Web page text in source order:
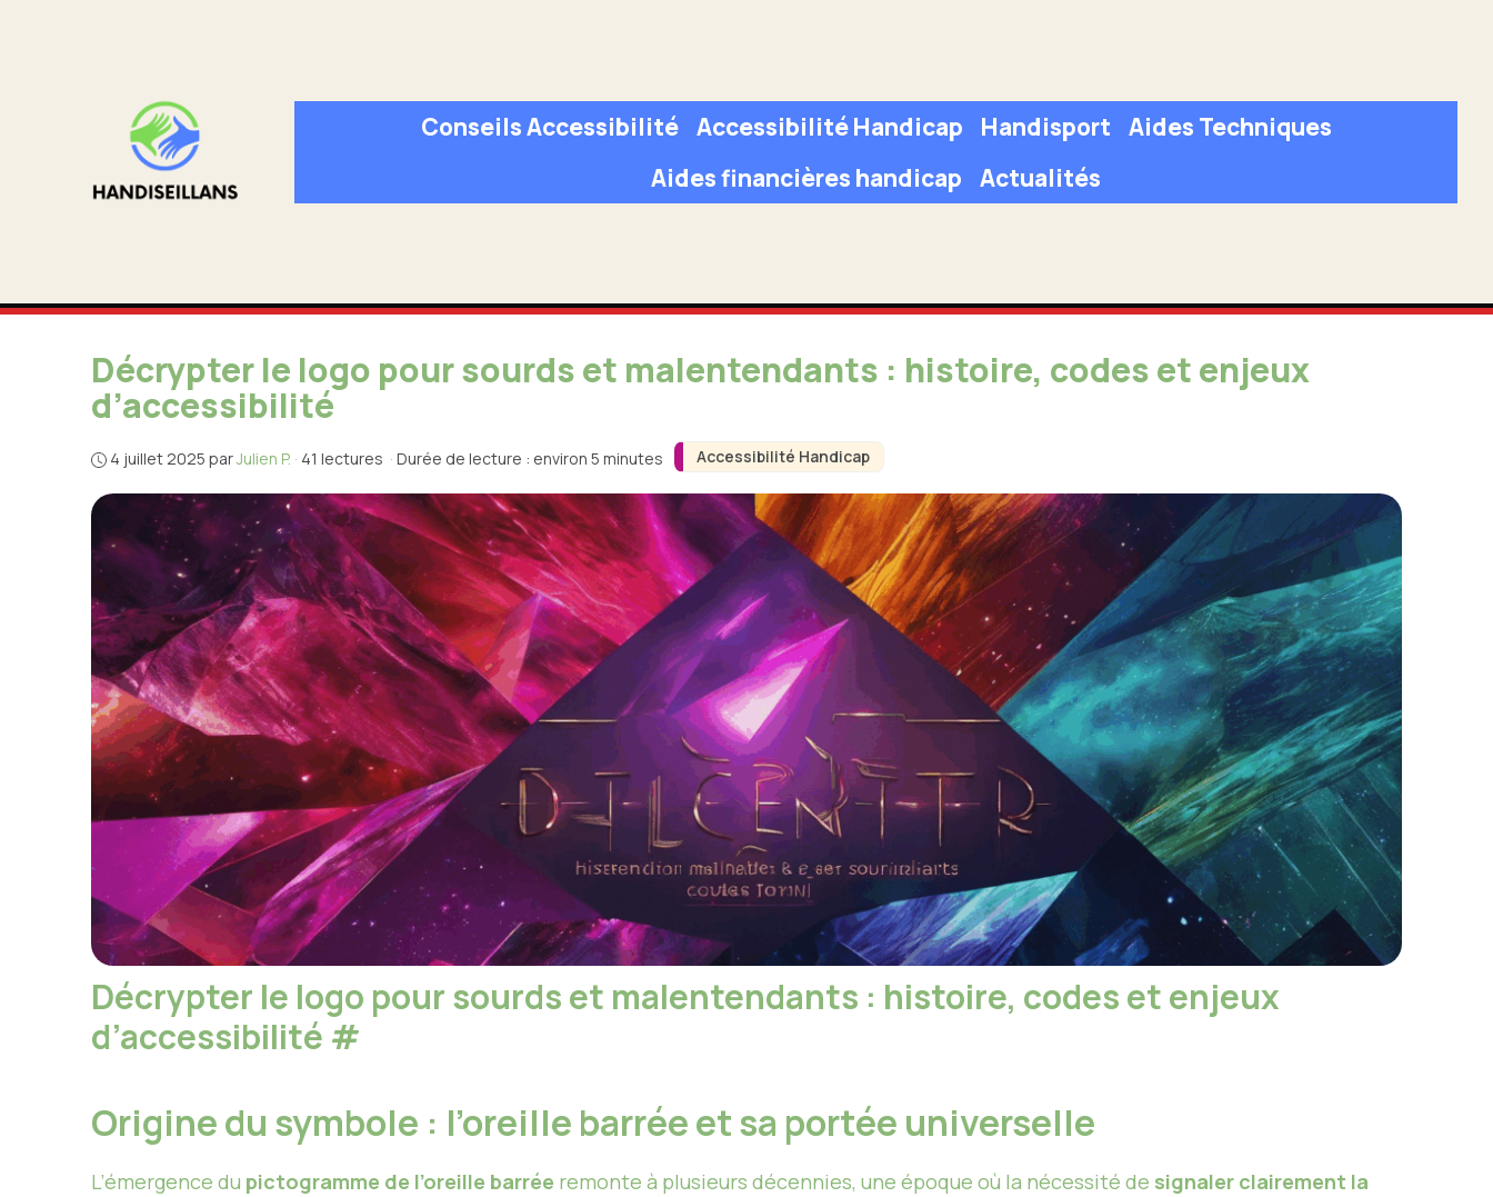
Conseils Accessibilité Accessibilité Handicap Handisport
Aides Techniques
Aides financières handicap
Actualités
Accessibilité Handicap
Décrypter le logo pour sourds et malentendants : histoire, codes et enjeux
d’accessibilité
4 juillet 2025 parJulien P. · 41 lectures · Durée de lecture : environ 5 minutes
Décrypter le logo pour sourds et malentendants : histoire, codes et enjeux
d’accessibilité #
Origine du symbole : l’oreille barrée et sa portée universelle
L’émergence du pictogramme de l’oreille barrée remonte à plusieurs décennies, une époque où la nécessité de signaler clairement la